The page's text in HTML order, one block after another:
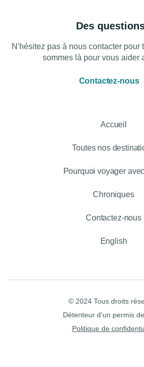
Des
N'hésitez pas à nous contacter pour
sommes là pour vous aider
Contactez-nous
Accueil
Toutes nos
Pourquoi voyager
Chroniques
Contactez-nous
English
© 2024 Tous droits
Détenteur d'un permis
Politique de